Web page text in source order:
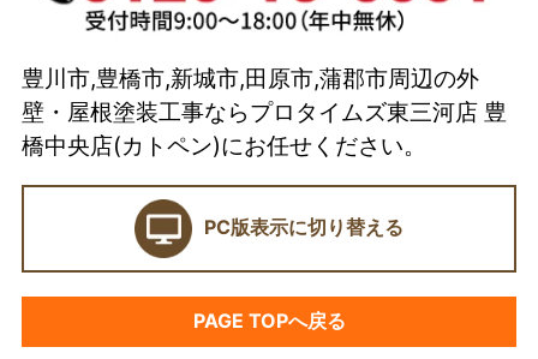
選ばれている理由とは？
カトペンの技術力
当店の強み
ショールーム
契約前に確認したい業者選びの7つのポイント
外壁塗装セミナー
豊川市,豊橋市,新城市,田原市,蒲郡市周辺の外
壁・屋根塗装工事ならプロタイムズ東三河店 豊
橋中央店(カトペン)にお任せください。
PC版表示に切り替える
PAGE TOPへ戻る